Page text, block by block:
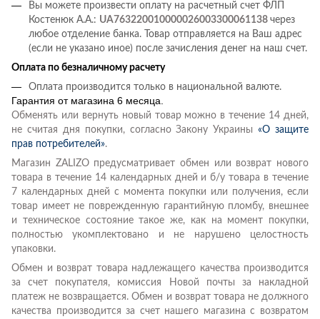
Вы можете произвести оплату на расчетный счет ФЛП
Костенюк А.А.: UA763220010000026003300061138 через
любое отделение банка. Товар отправляется на Ваш адрес
(если не указано иное) после зачисления денег на наш счет.
Оплата по безналичному расчету
Оплата производится только в национальной валюте.
Гарантия от магазина 6 месяца.
Обменять или вернуть новый товар можно в течение 14 дней,
не считая дня покупки, согласно Закону Украины«О защите
прав потребителей».
Магазин ZALIZO предусматривает обмен или возврат нового
товара в течение 14 календарных дней и б/у товара в течение
7 календарных дней с момента покупки или получения, если
товар имеет не поврежденную гарантийную пломбу, внешнее
и техническое состояние такое же, как на момент покупки,
полностью укомплектовано и не нарушено целостность
упаковки.
Обмен и возврат товара надлежащего качества производится
за счет покупателя, комиссия Новой почты за накладной
платеж не возвращается. Обмен и возврат товара не должного
качества производится за счет нашего магазина с возвратом